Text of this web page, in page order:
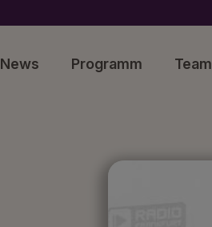
News Programm Team